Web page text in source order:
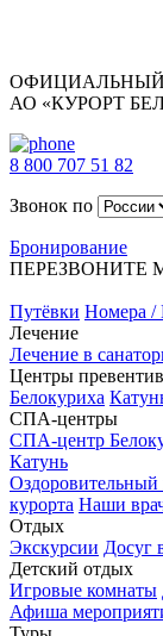
АО «КУРОРТ
8 800 707 51 82
Звонок по
Бронирование
ПЕРЕЗВОНИТЕ
Путёвки Номера
Лечение
Лечение в
Центры
Белокуриха
СПА-центры
СПА-центр
Катунь
курорта Наши
Отдых
Экскурсии Досуг
Детский отдых
Игровые комнаты
Афиша